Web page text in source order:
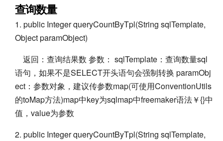
查询数量
1. public Integer queryCountByTpl(String sqlTemplate,
Object paramObject)
返回：查询结果数 参数： sqlTemplate：查询数量sql
语句，如果不是SELECT开头语句会强制转换 paramObj
ect：参数对象，建议传参数map(可使用ConventionUtils
的toMap方法)map中key为sqlmap中freemaker语法￥{}中
值，value为参数
2. public Integer queryCountByTpl(String sqlTemplate,